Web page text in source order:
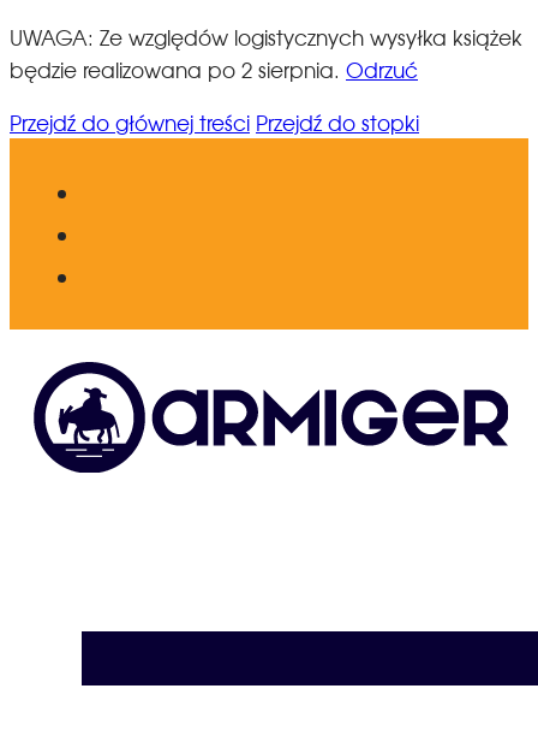
UWAGA: Ze względów logistycznych wysyłka książek
będzie realizowana po 2 sierpnia. Odrzuć
Przejdź do głównej treści Przejdź do stopki